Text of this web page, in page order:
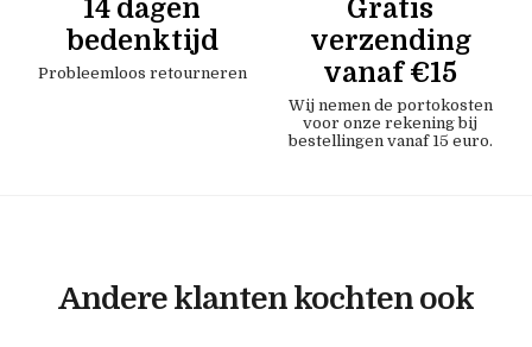
14 dagen
bedenktijd
Probleemloos retourneren
Gratis
verzending
vanaf €15
Wij nemen de portokosten
voor onze rekening bij
bestellingen vanaf 15 euro.
Andere klanten kochten ook